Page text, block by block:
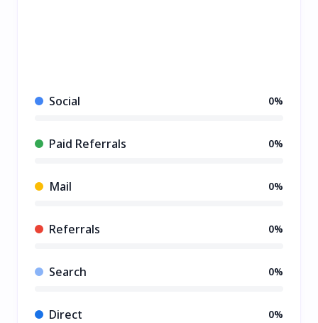
Social 0%
Paid Referrals 0%
Mail 0%
Referrals 0%
Search 0%
Direct 0%